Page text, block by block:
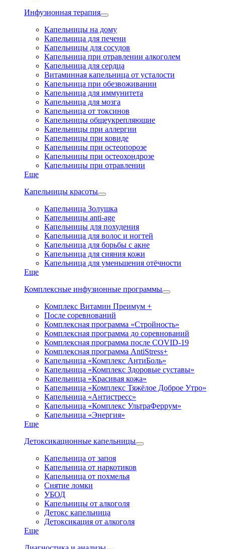
Инфузионная терапия
Капельницы на дому
Капельница для печени
Капельницы для сосудов
Капельница при отравлении алкоголем
Капельница для сердца
Витаминная капельница от усталости
Капельница при обезвоживании
Капельница для иммунитета
Капельница для мозга
Капельница от токсинов
Капельницы общеукрепляющие
Капельницы при аллергии
Капельницы при ковиде
Капельницы при остеопорозе
Капельницы при остеохондрозе
Капельницы при отравлении
Еще
Капельницы красоты
Капельница Золушка
Капельницы anti-age
Капельницы для похудения
Капельница для волос и ногтей
Капельница для борьбы с акне
Капельница для сияния кожи
Капельница для уменьшения отёчности
Еще
Комплексные инфузионные программы
Комплекс Витамин Преимум +
После соревнований
Комплексная программа «Стройность»
Комплексная программа до соревнований
Комплексная программа после COVID-19
Комплексная программа AntiStress+
Капельница «Комплекс АнтиБоль»
Капельница «Комплекс Здоровые суставы»
Капельница «Красивая кожа»
Капельница «Комплекс Тяжёлое Доброе Утро»
Капельница «Антистресс»
Капельница «Комплекс УльтраФеррум»
Капельница «Энергия»
Еще
Детоксикационные капельницы
Капельница от запоя
Капельница от наркотиков
Капельница от похмелья
Снятие ломки
УБОД
Капельницы от алкоголя
Детокс капельница
Детоксикация от алкоголя
Еще